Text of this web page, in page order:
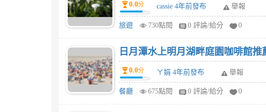
0.0分 cassie 4年前發布 舉報
旅遊 730點閱 0 評論/給分 0
日月潭水上明月湖畔庭園咖啡館推
0.0分 ㄚ娟 4年前發布 舉報
餐廳 675點閱 0 評論/給分 0